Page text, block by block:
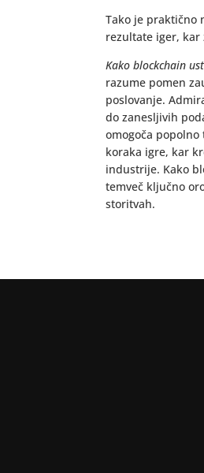
Tako je praktično
rezultate iger, kar
Kako blockchain
razume pomen
poslovanje.
do zanesljivih
omogoča
koraka igre, kar
industrije. Kako
temveč ključno
storitvah.